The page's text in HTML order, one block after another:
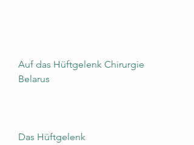
Auf das Hüftgelenk Chirurgie
Belarus
Das Hüftgelenk